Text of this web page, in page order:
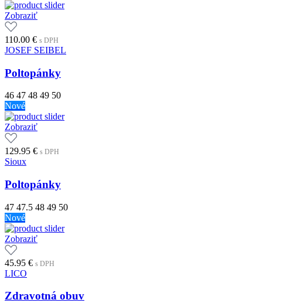
Zobraziť
110.00 € s DPH
JOSEF SEIBEL
Poltopánky
46 47 48 49 50
Nové
Zobraziť
129.95 € s DPH
Sioux
Poltopánky
47 47.5 48 49 50
Nové
Zobraziť
45.95 € s DPH
LICO
Zdravotná obuv